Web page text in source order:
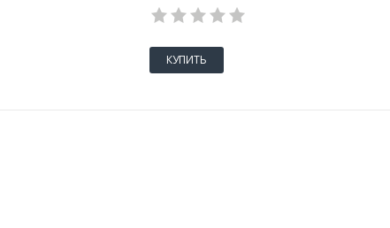
КУПИТЬ